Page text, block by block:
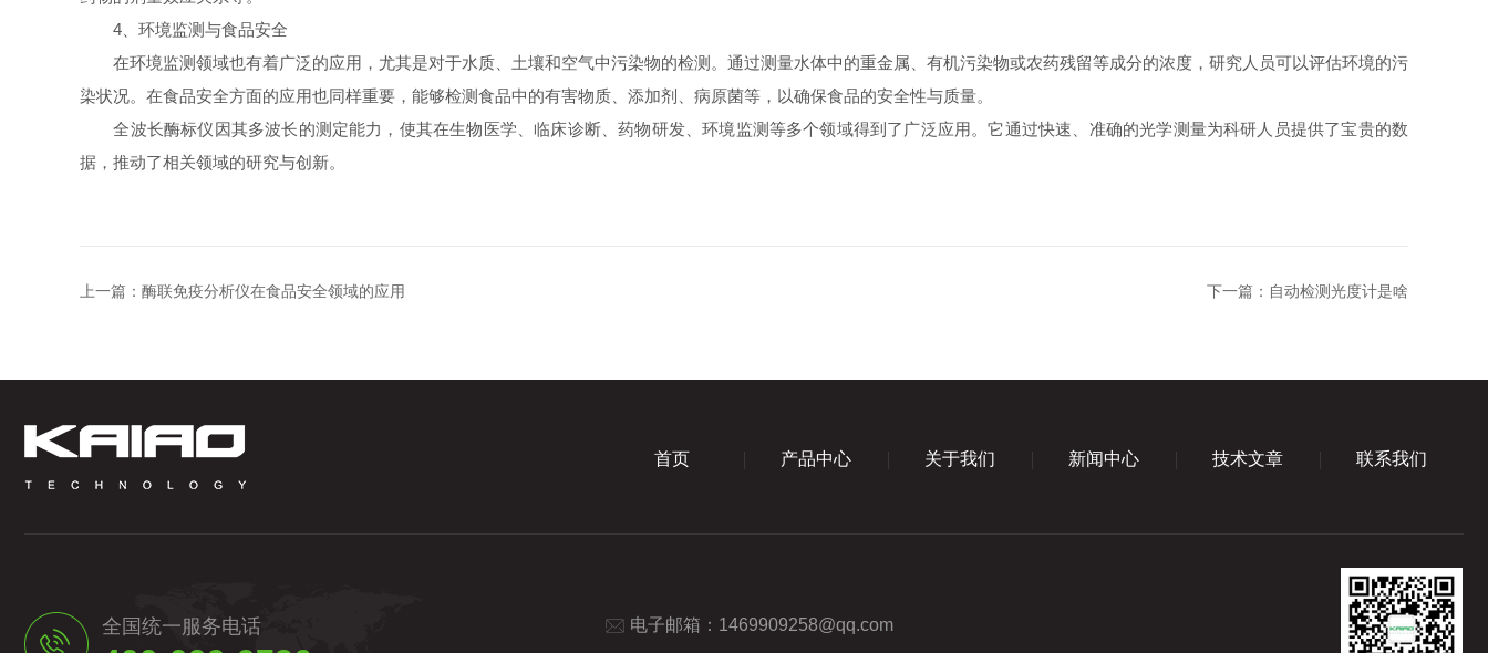
4、环境监测与食品安全
在环境监测领域也有着广泛的应用，尤其是对于水质、土壤和空气中污染物的检测。通过测量水体中的重金属、有机污染物或农药残留等成分的浓度，研究人员可以评估环境的污
染状况。在食品安全方面的应用也同样重要，能够检测食品中的有害物质、添加剂、病原菌等，以确保食品的安全性与质量。
全波长酶标仪因其多波长的测定能力，使其在生物医学、临床诊断、药物研发、环境监测等多个领域得到了广泛应用。它通过快速、准确的光学测量为科研人员提供了宝贵的数
据，推动了相关领域的研究与创新。
上一篇： 酶联免疫分析仪在食品安全领域的应用 下一篇： 自动检测光度计是啥
首页 产品中心 关于我们 新闻中心 技术文章 联系我们
全国统一服务电话 电子邮箱： 1469909258@qq.com